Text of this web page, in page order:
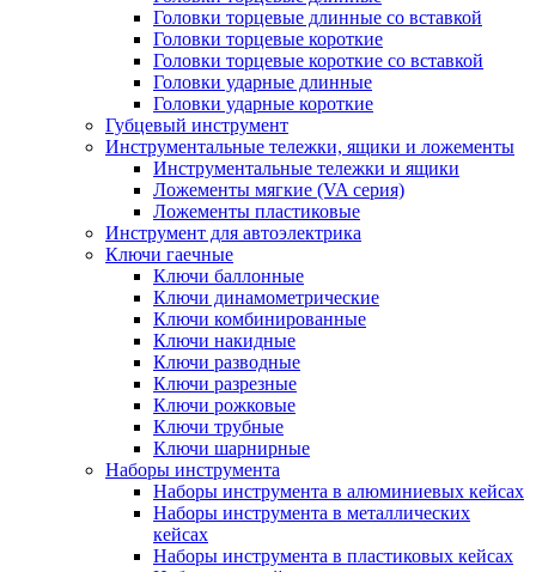
Головки торцевые длинные со вставкой
Головки торцевые короткие
Головки торцевые короткие со вставкой
Головки ударные длинные
Головки ударные короткие
Губцевый инструмент
Инструментальные тележки, ящики и ложементы
Инструментальные тележки и ящики
Ложементы мягкие (VA серия)
Ложементы пластиковые
Инструмент для автоэлектрика
Ключи гаечные
Ключи баллонные
Ключи динамометрические
Ключи комбинированные
Ключи накидные
Ключи разводные
Ключи разрезные
Ключи рожковые
Ключи трубные
Ключи шарнирные
Наборы инструмента
Наборы инструмента в алюминиевых кейсах
Наборы инструмента в металлических
кейсах
Наборы инструмента в пластиковых кейсах